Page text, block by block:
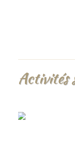
Activités